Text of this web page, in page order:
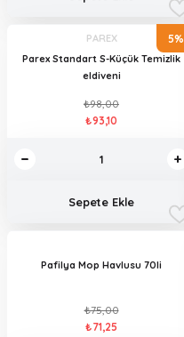
5%
PAREX
Parex Standart S-Küçük Temizlik
eldiveni
₺98,00
₺93,10
Sepete Ekle
Pafilya Mop Havlusu 70li
₺75,00
₺71,25